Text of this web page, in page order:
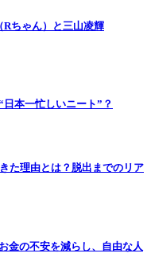
Rちゃん）と三山凌輝
日本一忙しいニート”？
た理由とは？脱出までのリア
金の不安を減らし、自由な人